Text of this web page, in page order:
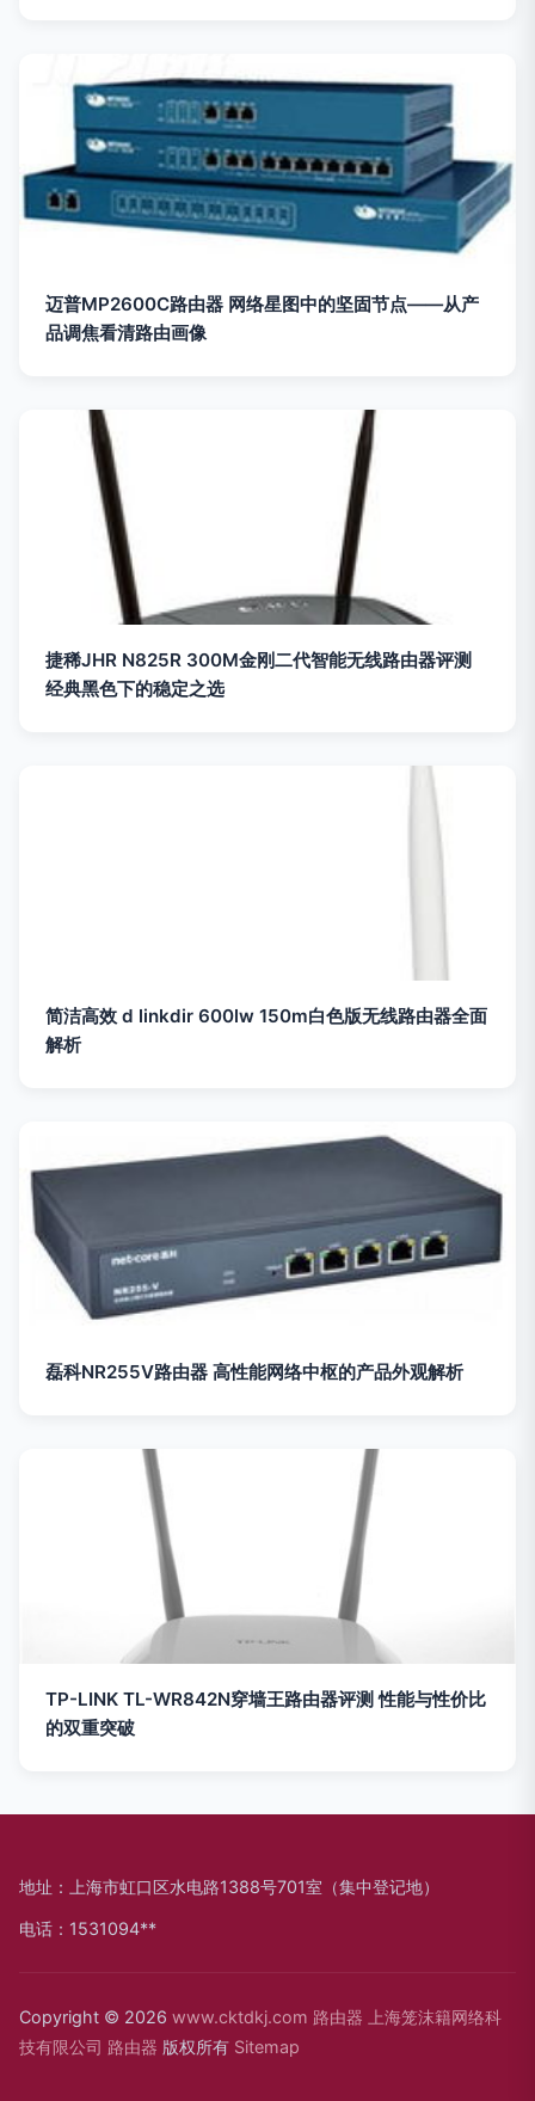
迈普MP2600C路由器 网络星图中的坚固节点——从产
品调焦看清路由画像
捷稀JHR N825R 300M金刚二代智能无线路由器评测
经典黑色下的稳定之选
简洁高效 d linkdir 600lw 150m白色版无线路由器全面
解析
磊科NR255V路由器 高性能网络中枢的产品外观解析
TP-LINK TL-WR842N穿墙王路由器评测 性能与性价比
的双重突破
地址：上海市虹口区水电路1388号701室（集中登记地）
电话：1531094**
Copyright © 2026 www.cktdkj.com 路由器
上海笼沫籍网络科
技有限公司 路由器 版权所有 Sitemap